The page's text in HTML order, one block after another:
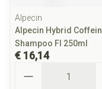
Alpecin
Alpecin Hybrid Coffein
Shampoo Fl 250ml
€ 16,14